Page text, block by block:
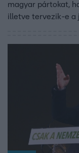
magyar pártokat,
illetve tervezik-e a
Political Capital
alááshatják a